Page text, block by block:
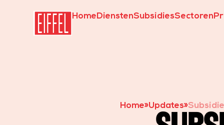
HomeDienstenSubsidiesSectoren
Home»Updates»
en